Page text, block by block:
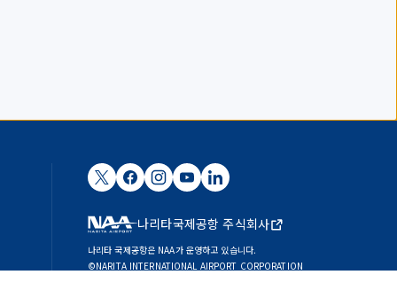
나리타국제공항 주식회사
나리타 국제공항은 NAA가 운영하고 있습니다.
©NARITA INTERNATIONAL AIRPORT CORPORATION